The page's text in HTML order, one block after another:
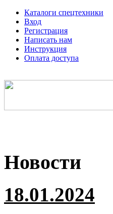
Каталоги спецтехники
Вход
Регистрация
Написать нам
Инструкция
Оплата доступа
Новости
18.01.2024